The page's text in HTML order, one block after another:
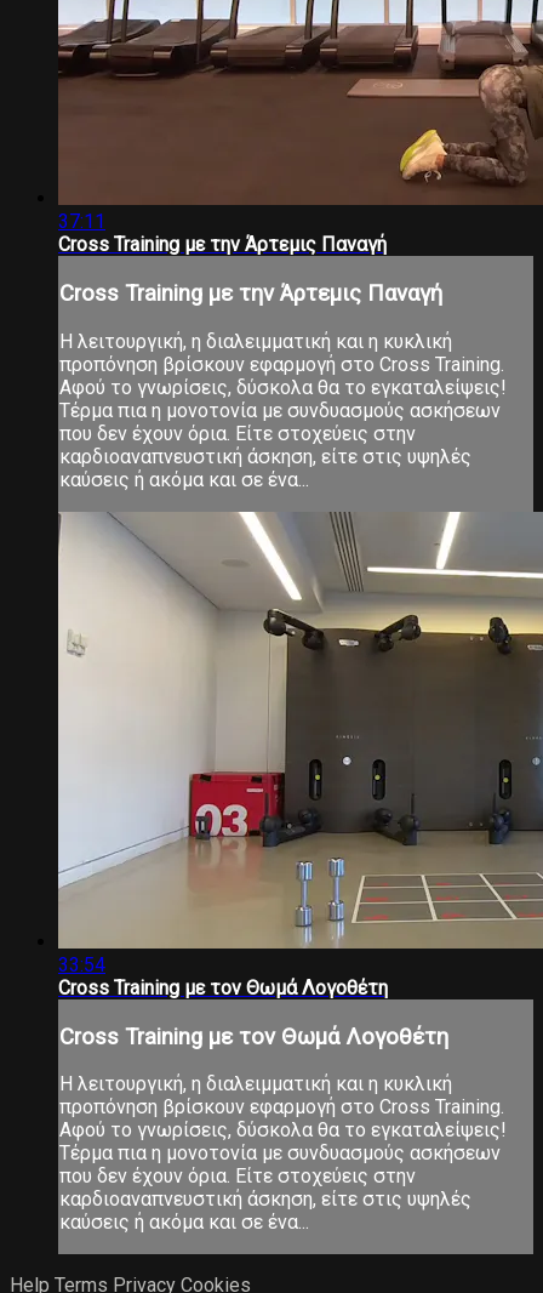
37:11
Cross Training με την Άρτεμις Παναγή
Cross Training με την Άρτεμις Παναγή
Η λειτουργική, η διαλειμματική και η κυκλική
προπόνηση βρίσκουν εφαρμογή στο Cross Training.
Αφού το γνωρίσεις, δύσκολα θα το εγκαταλείψεις!
Τέρμα πια η μονοτονία με συνδυασμούς ασκήσεων
που δεν έχουν όρια. Είτε στοχεύεις στην
καρδιοαναπνευστική άσκηση, είτε στις υψηλές
καύσεις ή ακόμα και σε ένα...
33:54
Cross Training με τον Θωμά Λογοθέτη
Cross Training με τον Θωμά Λογοθέτη
Η λειτουργική, η διαλειμματική και η κυκλική
προπόνηση βρίσκουν εφαρμογή στο Cross Training.
Αφού το γνωρίσεις, δύσκολα θα το εγκαταλείψεις!
Τέρμα πια η μονοτονία με συνδυασμούς ασκήσεων
που δεν έχουν όρια. Είτε στοχεύεις στην
καρδιοαναπνευστική άσκηση, είτε στις υψηλές
καύσεις ή ακόμα και σε ένα...
Help Terms Privacy Cookies